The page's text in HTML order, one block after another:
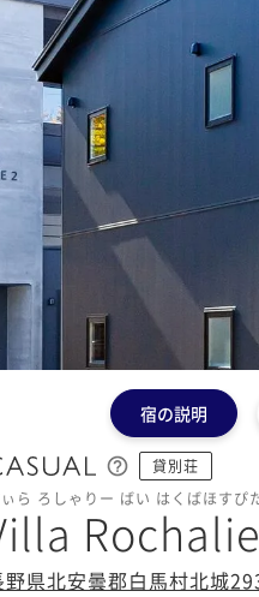
宿の説明
貸別荘
ら ろしゃりー ばい はくばほすぴ
野県北安曇郡白馬村北城